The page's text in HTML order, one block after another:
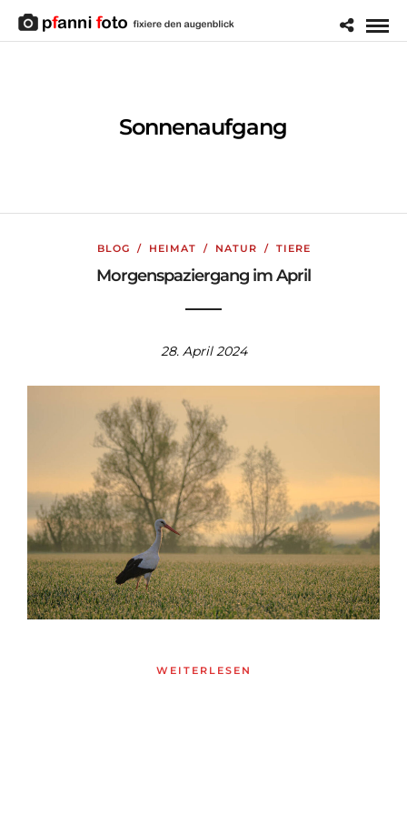
Sonnenaufgang
BLOG / HEIMAT / NATUR / TIERE
Morgenspaziergang im April
28. April 2024
WEITERLESEN